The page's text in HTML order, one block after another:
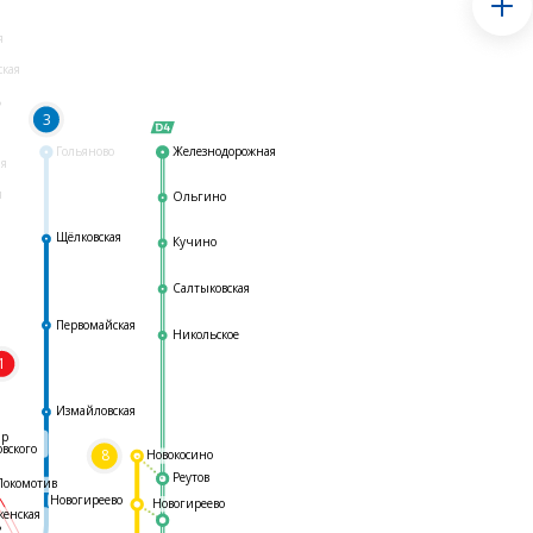
Гольяново
3
8
Железнодорожная
Ольгино
Кучино
Салтыковская
Никольское
Реутов
Измайловская
Первомайская
Щёлковская
Новогиреево
Новогиреево
Новокосино